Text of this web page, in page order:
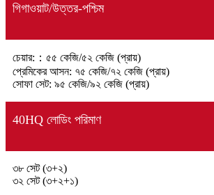
গিগাওয়াট/উত্তর-পশ্চিম
চেয়ার:：৫৫ কেজি/৫২ কেজি (প্রায়)
প্রেমিকের আসন: ৭৫ কেজি/৭২ কেজি (প্রায়)
সোফা সেট: ৯৫ কেজি/৯২ কেজি (প্রায়)
40HQ লোডিং পরিমাণ
৩৮ সেট (৩+২)
৩২ সেট (৩+২+১)